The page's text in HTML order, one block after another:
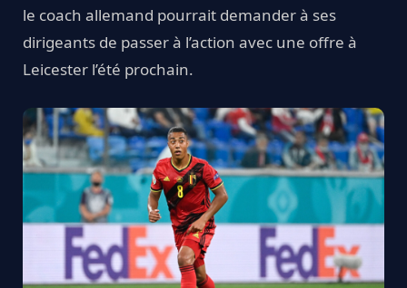
le coach allemand pourrait demander à ses
dirigeants de passer à l’action avec une offre à
Leicester l’été prochain.